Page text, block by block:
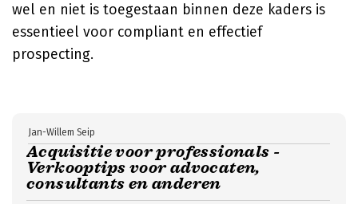
wel en niet is toegestaan binnen deze kaders is
essentieel voor compliant en effectief
prospecting.
Acquisitie voor professionals -
Verkooptips voor advocaten,
consultants en anderen
Jan-Willem Seip